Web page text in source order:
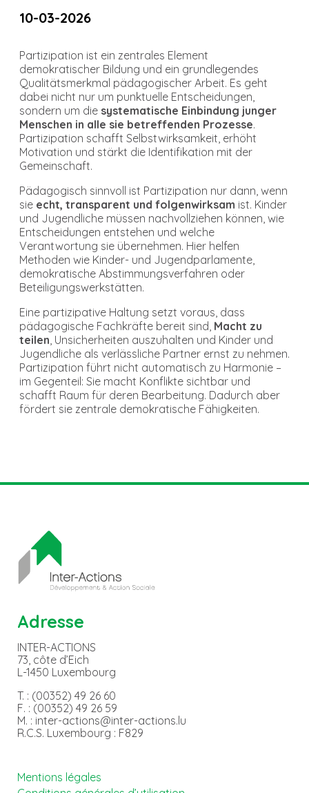
10-03-2026
Partizipation ist ein zentrales Element
demokratischer Bildung und ein grundlegendes
Qualitätsmerkmal pädagogischer Arbeit. Es geht
dabei nicht nur um punktuelle Entscheidungen,
sondern um die systematische Einbindung junger
Menschen in alle sie betreffenden Prozesse.
Partizipation schafft Selbstwirksamkeit, erhöht
Motivation und stärkt die Identifikation mit der
Gemeinschaft.
Pädagogisch sinnvoll ist Partizipation nur dann, wenn
sie echt, transparent und folgenwirksam ist. Kinder
und Jugendliche müssen nachvollziehen können, wie
Entscheidungen entstehen und welche
Verantwortung sie übernehmen. Hier helfen
Methoden wie Kinder- und Jugendparlamente,
demokratische Abstimmungsverfahren oder
Beteiligungswerkstätten.
Eine partizipative Haltung setzt voraus, dass
pädagogische Fachkräfte bereit sind, Macht zu
teilen, Unsicherheiten auszuhalten und Kinder und
Jugendliche als verlässliche Partner ernst zu nehmen.
Partizipation führt nicht automatisch zu Harmonie –
im Gegenteil: Sie macht Konflikte sichtbar und
schafft Raum für deren Bearbeitung. Dadurch aber
fördert sie zentrale demokratische Fähigkeiten.
Adresse
INTER-ACTIONS
73, côte d’Eich
L-1450 Luxembourg
T. : (00352) 49 26 60
F. : (00352) 49 26 59
M. : inter-actions@inter-actions.lu
R.C.S. Luxembourg : F829
Mentions légales